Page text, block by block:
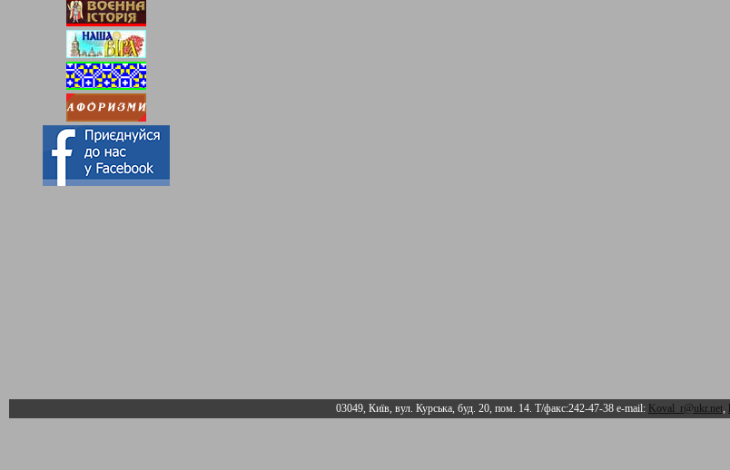
03049, Київ, вул. Курська, буд. 20, пом. 14. Т/факс:242-47-38 e-mail: Koval_r@ukr.net,